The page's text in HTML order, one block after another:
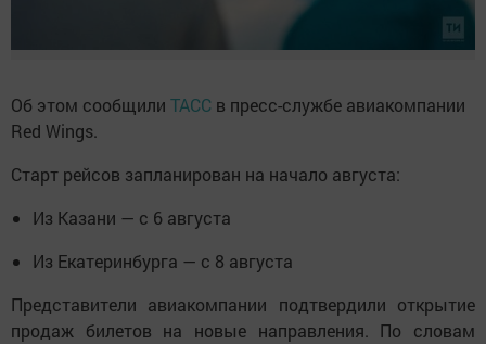
Об этом сообщили ТАСС в пресс-службе авиакомпании
Red Wings.
Старт рейсов запланирован на начало августа:
Из Казани — с 6 августа
Из Екатеринбурга — с 8 августа
Представители авиакомпании подтвердили открытие
продаж билетов на новые направления. По словам